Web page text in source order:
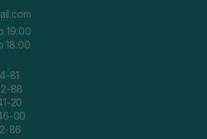
19:00
18:00
81
88
20
00
86